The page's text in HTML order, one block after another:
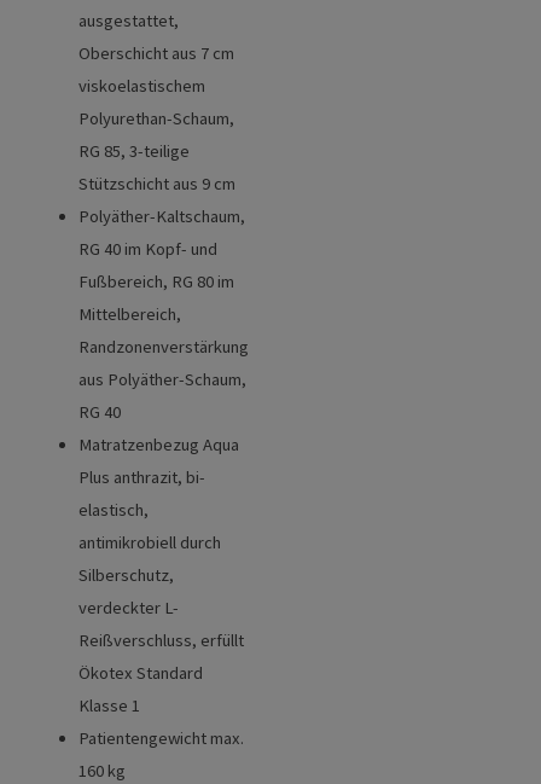
ausgestattet,
Oberschicht aus 7 cm
viskoelastischem
Polyurethan-Schaum,
RG 85, 3-teilige
Stützschicht aus 9 cm
Polyäther-Kaltschaum,
RG 40 im Kopf- und
Fußbereich, RG 80 im
Mittelbereich,
Randzonenverstärkung
aus Polyäther-Schaum,
RG 40
Matratzenbezug Aqua
Plus anthrazit, bi-
elastisch,
antimikrobiell durch
Silberschutz,
verdeckter L-
Reißverschluss, erfüllt
Ökotex Standard
Klasse 1
Patientengewicht max.
160 kg